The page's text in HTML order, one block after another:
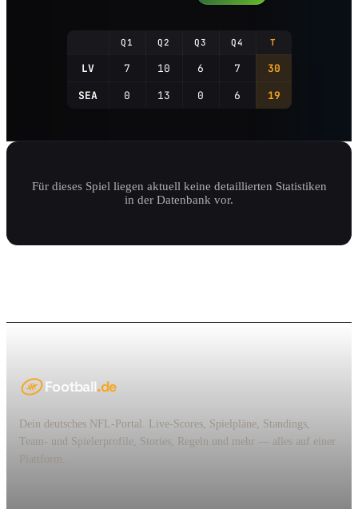
Q1 Q2 Q3 Q4 T
LV 7 10 6 7
30
SEA
0 13 0 6 19
Für dieses Spiel liegen aktuell keine detaillierten Statistiken
in der Datenbank vor.
Football.de
Dein deutsches NFL-Portal. Live-Scores, Spielpläne, Standings,
Team- und Spielerprofile, Stories, Regeln und mehr — alles auf einer
Plattform.